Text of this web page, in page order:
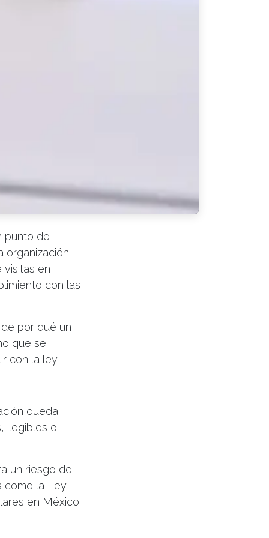
punto de
organización.
visitas en
con las
por qué un
que se
con la ley.
queda
ilegibles o
un riesgo de
como la Ley
en México.